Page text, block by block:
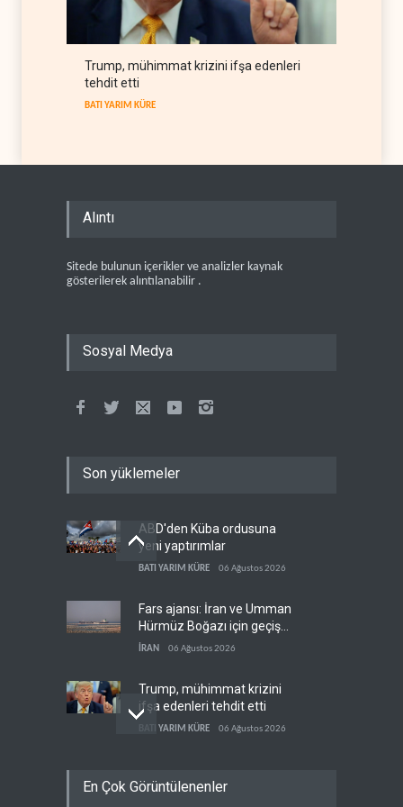
Trump, mühimmat krizini ifşa edenleri
tehdit etti
BATI YARIM KÜRE
Alıntı
Sitede bulunun içerikler ve analizler kaynak
gösterilerek alıntılanabilir .
Sosyal Medya
Son yüklemeler
ABD'den Küba ordusuna
yeni yaptırımlar
BATI YARIM KÜRE 06 Ağustos 2026
Fars ajansı: İran ve Umman
Hürmüz Boğazı için geçiş
koridorlarında anlaştı
İRAN 06 Ağustos 2026
Trump, mühimmat krizini
ifşa edenleri tehdit etti
BATI YARIM KÜRE 06 Ağustos 2026
Şeria'da işgalci
En Çok Görüntülenenler